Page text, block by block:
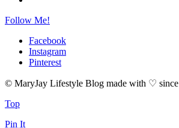
Follow Me!
Facebook
Instagram
Pinterest
© MaryJay Lifestyle Blog made with ♡
Top
Pin It